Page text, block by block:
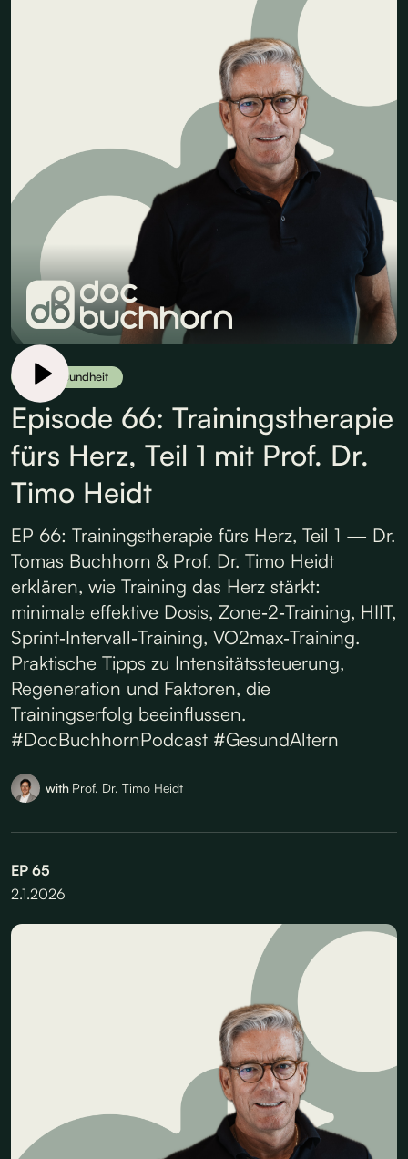
Herzgesundheit
Episode 66: Trainingstherapie
fürs Herz, Teil 1 mit Prof. Dr.
Timo Heidt
EP 66: Trainingstherapie fürs Herz, Teil 1 — Dr.
Tomas Buchhorn & Prof. Dr. Timo Heidt
erklären, wie Training das Herz stärkt:
minimale effektive Dosis, Zone‑2‑Training, HIIT,
Sprint‑Intervall‑Training, VO2max‑Training.
Praktische Tipps zu Intensitätssteuerung,
Regeneration und Faktoren, die
Trainingserfolg beeinflussen.
#DocBuchhornPodcast #GesundAltern
with Prof. Dr. Timo Heidt
EP 65
2.1.2026